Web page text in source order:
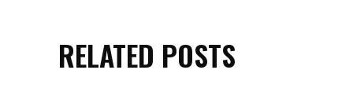
RELATED POSTS